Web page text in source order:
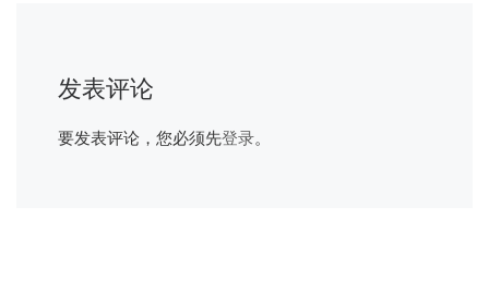
发表评论
要发表评论，您必须先登录。